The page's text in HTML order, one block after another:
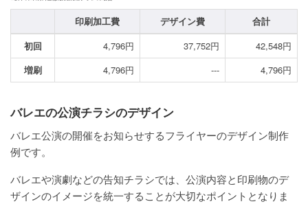
資料をダウンロード
お見積り・お問合せ
印刷加工費 デザイン費
合計
初回
4,796円 37,752円
42,548円
増刷
4,796円 --- 4,796円
バレエの公演チラシのデザイン
バレエ公演の開催をお知らせするフライヤーのデザイン制作
例です。
バレエや演劇などの告知チラシでは、公演内容と印刷物のデ
ザインのイメージを統一することが大切なポイントとなりま